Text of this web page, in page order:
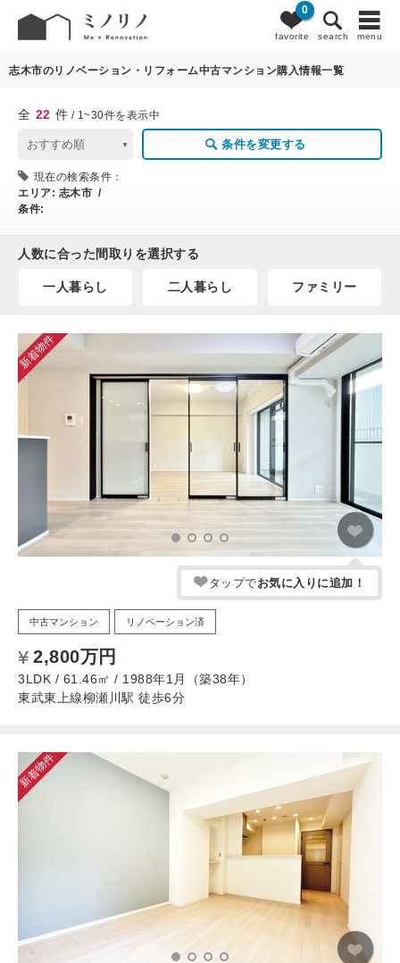
favorite
0
search menu
22 条件変更
志木市のリノベーション・リフォーム中古マンション購入情報一覧
全 22 件 / 1~30件を表示中
条件を変更する
現在の検索条件：
エリア: 志木市 /
条件:
人数に合った間取りを選択する
一人暮らし 二人暮らし ファミリー
新着物件
タップでお気に入りに追加！
中古マンション リノベーション済
2,800万円
3LDK / 61.46㎡ / 1988年1月（築38年）
東武東上線柳瀬川駅 徒歩6分
新着物件